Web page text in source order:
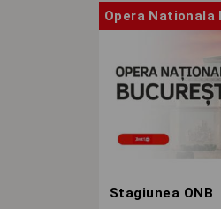
Opera Nationala
Stagiunea ONB